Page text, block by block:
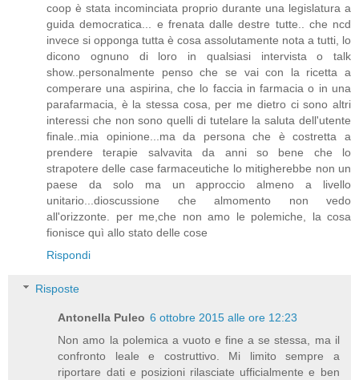
coop è stata incominciata proprio durante una legislatura a
guida democratica... e frenata dalle destre tutte.. che ncd
invece si opponga tutta è cosa assolutamente nota a tutti, lo
dicono ognuno di loro in qualsiasi intervista o talk
show..personalmente penso che se vai con la ricetta a
comperare una aspirina, che lo faccia in farmacia o in una
parafarmacia, è la stessa cosa, per me dietro ci sono altri
interessi che non sono quelli di tutelare la saluta dell'utente
finale..mia opinione...ma da persona che è costretta a
prendere terapie salvavita da anni so bene che lo
strapotere delle case farmaceutiche lo mitigherebbe non un
paese da solo ma un approccio almeno a livello
unitario...dioscussione che almomento non vedo
all'orizzonte. per me,che non amo le polemiche, la cosa
fionisce quì allo stato delle cose
Rispondi
Risposte
Antonella Puleo 6 ottobre 2015 alle ore 12:23
Non amo la polemica a vuoto e fine a se stessa, ma il
confronto leale e costruttivo. Mi limito sempre a
riportare dati e posizioni rilasciate ufficialmente e ben